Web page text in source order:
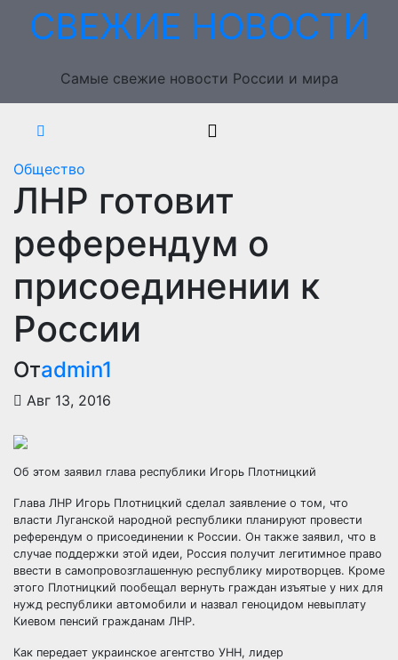
ПерейтиСВЕЖИЕ НОВОСТИ
Самые свежие новости России и мира
Общество
ЛНР готовит
референдум о
присоединении к
России
Отadmin1
Авг 13, 2016
Об этом заявил глава республики Игорь Плотницкий
Глава ЛНР Игорь Плотницкий сделал заявление о том, что
власти Луганской народной республики планируют провести
референдум о присоединении к России. Он также заявил, что в
случае поддержки этой идеи, Россия получит легитимное право
ввести в самопровозглашенную республику миротворцев. Кроме
этого Плотницкий пообещал вернуть граждан изъятые у них для
нужд республики автомобили и назвал геноцидом невыплату
Киевом пенсий гражданам ЛНР.
Как передает украинское агентство УНН, лидер